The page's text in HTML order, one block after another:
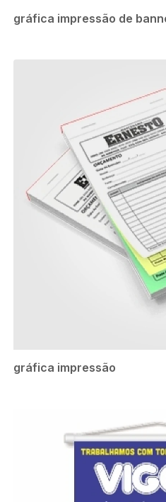
gráfica impressão de
gráfica impressão